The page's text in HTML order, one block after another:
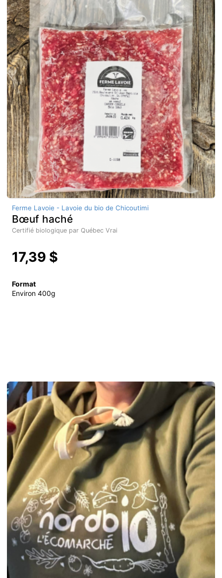
Ferme Lavoie - Lavoie du bio de Chicoutimi
Bœuf haché
Certifié biologique par Québec Vrai
17,39 $
Format
Environ 400g